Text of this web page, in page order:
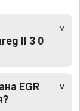
II 3 0
EGR